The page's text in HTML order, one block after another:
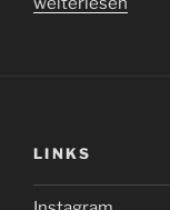
Beach
Fischland-
LINKS